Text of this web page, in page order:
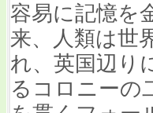
容易に記憶を
来、人類は世
れ、英国辺り
るコロニーの